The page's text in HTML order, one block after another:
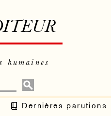
humaines
Dernières parutions